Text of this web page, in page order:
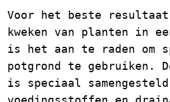
Voor het beste
kweken van planten in
is het aan te raden om
potgrond te gebruiken.
is speciaal